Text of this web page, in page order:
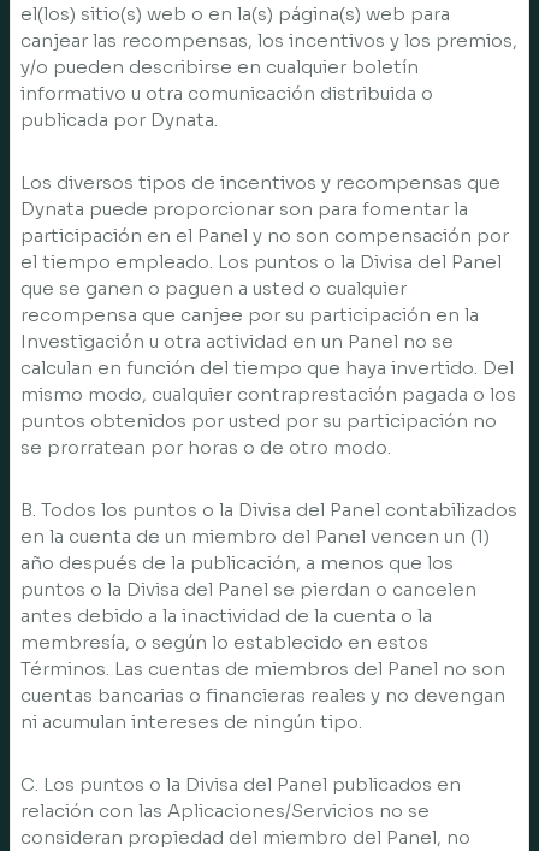
el(los) sitio(s) web o en la(s) página(s) web para
canjear las recompensas, los incentivos y los premios,
y/o pueden describirse en cualquier boletín
informativo u otra comunicación distribuida o
publicada por Dynata.
Los diversos tipos de incentivos y recompensas que
Dynata puede proporcionar son para fomentar la
participación en el Panel y no son compensación por
el tiempo empleado. Los puntos o la Divisa del Panel
que se ganen o paguen a usted o cualquier
recompensa que canjee por su participación en la
Investigación u otra actividad en un Panel no se
calculan en función del tiempo que haya invertido. Del
mismo modo, cualquier contraprestación pagada o los
puntos obtenidos por usted por su participación no
se prorratean por horas o de otro modo.
B. Todos los puntos o la Divisa del Panel contabilizados
en la cuenta de un miembro del Panel vencen un (1)
año después de la publicación, a menos que los
puntos o la Divisa del Panel se pierdan o cancelen
antes debido a la inactividad de la cuenta o la
membresía, o según lo establecido en estos
Términos. Las cuentas de miembros del Panel no son
cuentas bancarias o financieras reales y no devengan
ni acumulan intereses de ningún tipo.
C. Los puntos o la Divisa del Panel publicados en
relación con las Aplicaciones/Servicios no se
consideran propiedad del miembro del Panel, no